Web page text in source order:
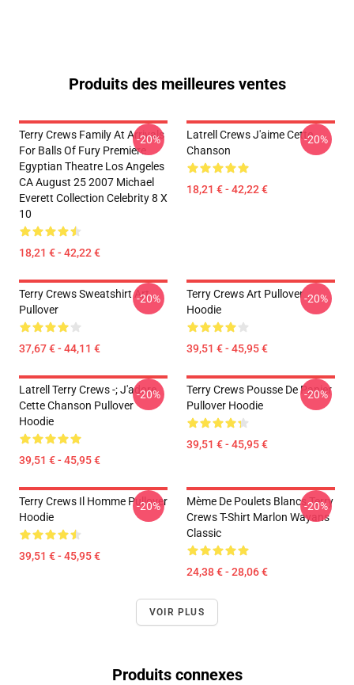
Produits des meilleures ventes
Terry Crews Family At Arrivals
For Balls Of Fury Premiere
Egyptian Theatre Los Angeles
CA August 25 2007 Michael
Everett Collection Celebrity 8 X
10
18,21 € - 42,22 €
-20%
Latrell Crews J'aime Cette
Chanson
18,21 € - 42,22 €
-20%
Terry Crews Sweatshirt Art
Pullover
37,67 € - 44,11 €
-20%
Terry Crews Art Pullover
Hoodie
39,51 € - 45,95 €
-20%
Latrell Terry Crews -; J'adore
Cette Chanson Pullover
Hoodie
39,51 € - 45,95 €
-20%
Terry Crews Pousse De Papier
Pullover Hoodie
39,51 € - 45,95 €
-20%
Terry Crews Il Homme Pullover
Hoodie
39,51 € - 45,95 €
-20%
Mème De Poulets Blancs Terry
Crews T-Shirt Marlon Wayans
Classic
24,38 € - 28,06 €
-20%
VOIR PLUS
Produits connexes